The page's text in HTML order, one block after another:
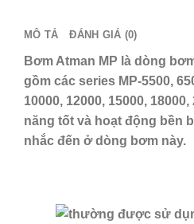
MÔ TẢ ĐÁNH GIÁ (0)
Bơm Atman MP là dòng
gồm các series MP-5500,
10000, 12000, 15000,
năng tốt và hoạt động bền
nhắc đến ở dòng bơm này.